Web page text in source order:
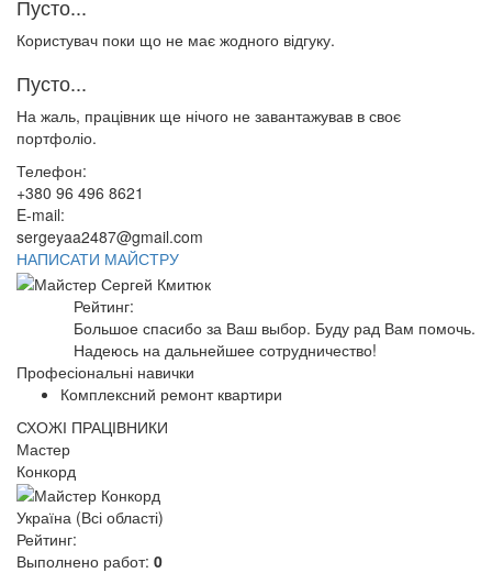
Пусто...
Користувач поки що не має жодного відгуку.
Пусто...
На жаль, працівник ще нічого не завантажував в своє
портфоліо.
Телефон:
+380 96 496 8621
E-mail:
sergeyaa2487@gmail.com
НАПИСАТИ МАЙСТРУ
Рейтинг:
Большое спасибо за Ваш выбор. Буду рад Вам помочь.
Надеюсь на дальнейшее сотрудничество!
Професіональні навички
Комплексний ремонт квартири
СХОЖІ ПРАЦІВНИКИ
Мастер
Конкорд
Україна (Всі області)
Рейтинг:
Выполнено работ: 0